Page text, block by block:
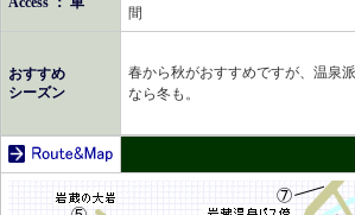
間
おすすめ
シーズン
春から秋がおすすめですが、温泉派
なら冬も。